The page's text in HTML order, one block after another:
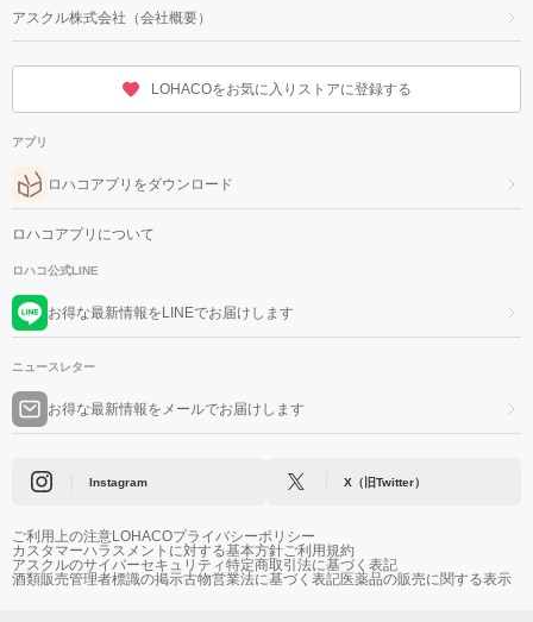
アスクル株式会社（会社概要）
LOHACOをお気に入りストアに登録する
アプリ
ロハコアプリをダウンロード
ロハコアプリについて
ロハコ公式LINE
お得な最新情報をLINEでお届けします
ニュースレター
お得な最新情報をメールでお届けします
Instagram X（旧Twitter）
ご利用上の注意LOHACOプライバシーポリシー
カスタマーハラスメントに対する基本方針ご利用規約
アスクルのサイバーセキュリティ特定商取引法に基づく表記
酒類販売管理者標識の掲示古物営業法に基づく表記医薬品の販売に関する表示